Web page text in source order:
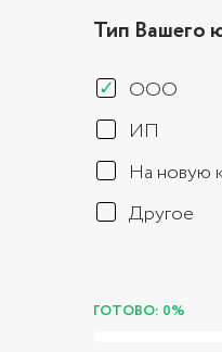
Тип Вашего
ООО
ИП
На новую
Другое
ГОТОВО: 0%